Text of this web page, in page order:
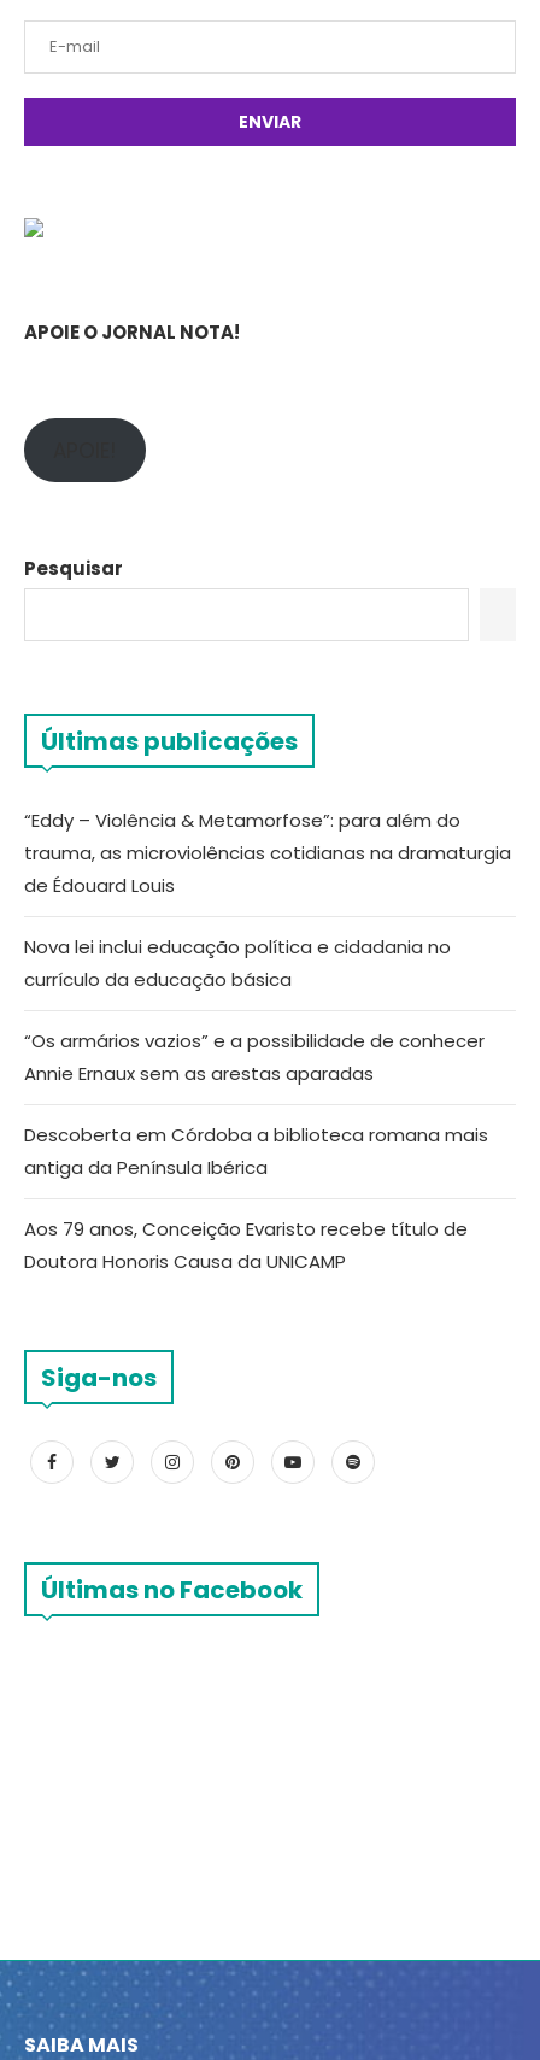
APOIE O JORNAL NOTA!
Pesquisar
Últimas publicações
“Eddy – Violência & Metamorfose”: para além do
trauma, as microviolências cotidianas na dramaturgia
de Édouard Louis
Nova lei inclui educação política e cidadania no
currículo da educação básica
“Os armários vazios” e a possibilidade de conhecer
Annie Ernaux sem as arestas aparadas
Descoberta em Córdoba a biblioteca romana mais
antiga da Península Ibérica
Aos 79 anos, Conceição Evaristo recebe título de
Doutora Honoris Causa da UNICAMP
Siga-nos
Últimas no Facebook
SAIBA MAIS